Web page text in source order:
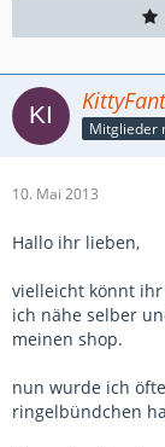
10. Mai 2013
Hallo ihr lieben,
vielleicht könnt
ich nähe selber
meinen shop.
nun wurde ich
ringelbündchen